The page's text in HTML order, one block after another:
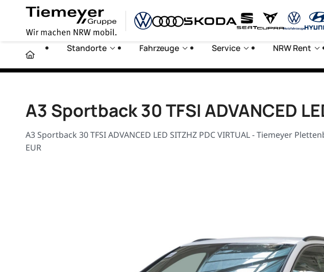
Standorte Fahrzeuge Service NRW Rent
A3 Sportback 30 TFSI ADVANCED
A3 Sportback 30 TFSI ADVANCED LED SITZHZ PDC VIRTUAL - Tiemeyer
EUR